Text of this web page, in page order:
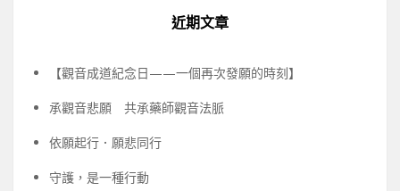
近期文章
【觀音成道紀念日——一個再次發願的時刻】
承觀音悲願 共承藥師觀音法脈
依願起行．願悲同行
守護，是一種行動